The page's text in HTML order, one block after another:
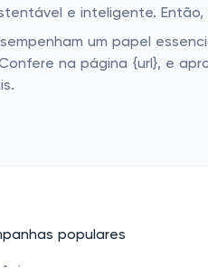
e inteligente.
um papel
na página {url}, e
populares